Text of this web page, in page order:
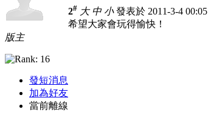
版主
發短消息
加為好友
當前離線
2# 大 中 小發表於 2011-3-4 00:05
希望大家會玩得愉快！